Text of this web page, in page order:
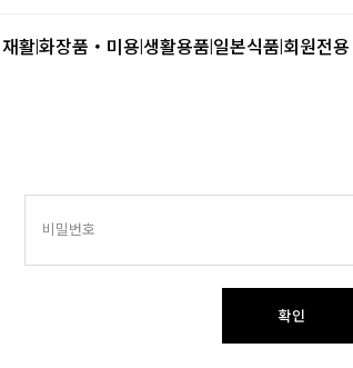
활|화장품・미용|생활용품|일본식품|회원전용
비밀번호
확인